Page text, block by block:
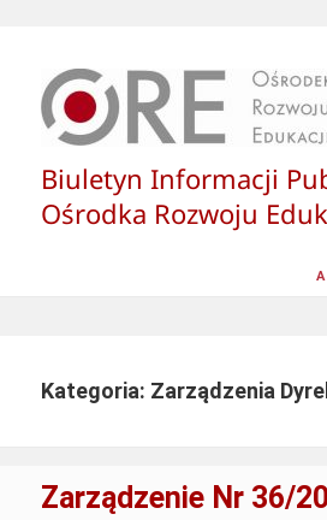
Biuletyn Informacji
Ośrodka Rozwoju
A
Kategoria: Zarządzenia
Zarządzenie Nr 36/